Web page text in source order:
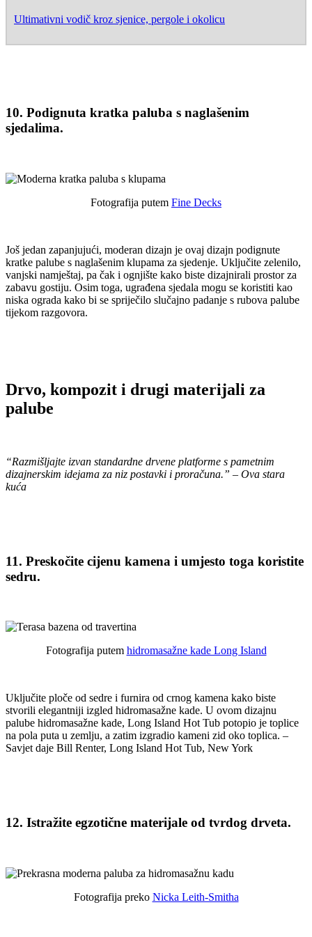
Ultimativni vodič kroz sjenice, pergole i okolicu
10. Podignuta kratka paluba s naglašenim
sjedalima.
Fotografija putem Fine Decks
Još jedan zapanjujući, moderan dizajn je ovaj dizajn podignute
kratke palube s naglašenim klupama za sjedenje. Uključite zelenilo,
vanjski namještaj, pa čak i ognjište kako biste dizajnirali prostor za
zabavu gostiju. Osim toga, ugrađena sjedala mogu se koristiti kao
niska ograda kako bi se spriječilo slučajno padanje s rubova palube
tijekom razgovora.
Drvo, kompozit i drugi materijali za
palube
“Razmišljajte izvan standardne drvene platforme s pametnim
dizajnerskim idejama za niz postavki i proračuna.” – Ova stara
kuća
11. Preskočite cijenu kamena i umjesto toga koristite
sedru.
Fotografija putem hidromasažne kade Long Island
Uključite ploče od sedre i furnira od crnog kamena kako biste
stvorili elegantniji izgled hidromasažne kade. U ovom dizajnu
palube hidromasažne kade, Long Island Hot Tub potopio je toplice
na pola puta u zemlju, a zatim izgradio kameni zid oko toplica. –
Savjet daje Bill Renter, Long Island Hot Tub, New York
12. Istražite egzotične materijale od tvrdog drveta.
Fotografija preko Nicka Leith-Smitha